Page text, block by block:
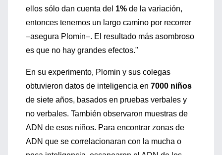
ellos sólo dan cuenta del 1% de la variación,
entonces tenemos un largo camino por recorrer
–asegura Plomin–. El resultado más asombroso
es que no hay grandes efectos."
En su experimento, Plomin y sus colegas
obtuvieron datos de inteligencia en 7000 niños
de siete años, basados en pruebas verbales y
no verbales. También observaron muestras de
ADN de esos niños. Para encontrar zonas de
ADN que se correlacionaran con la mucha o